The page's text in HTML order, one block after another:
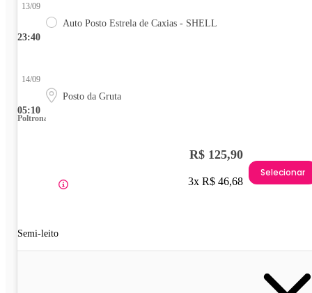
23:40
13/09
Auto Posto Estrela de Caxias - SHELL
05:10
14/09
Posto da Gruta
Poltrona
Semi-leito
R$ 125,90
3x R$ 46,68
Selecionar